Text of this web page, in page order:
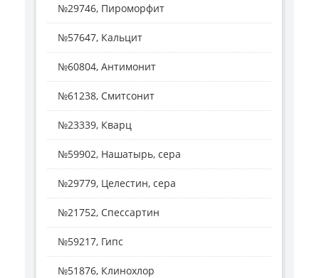
№29746, Пироморфит
№57647, Кальцит
№60804, Антимонит
№61238, Смитсонит
№23339, Кварц
№59902, Нашатырь, сера
№29779, Целестин, сера
№21752, Спессартин
№59217, Гипс
№51876, Клинохлор